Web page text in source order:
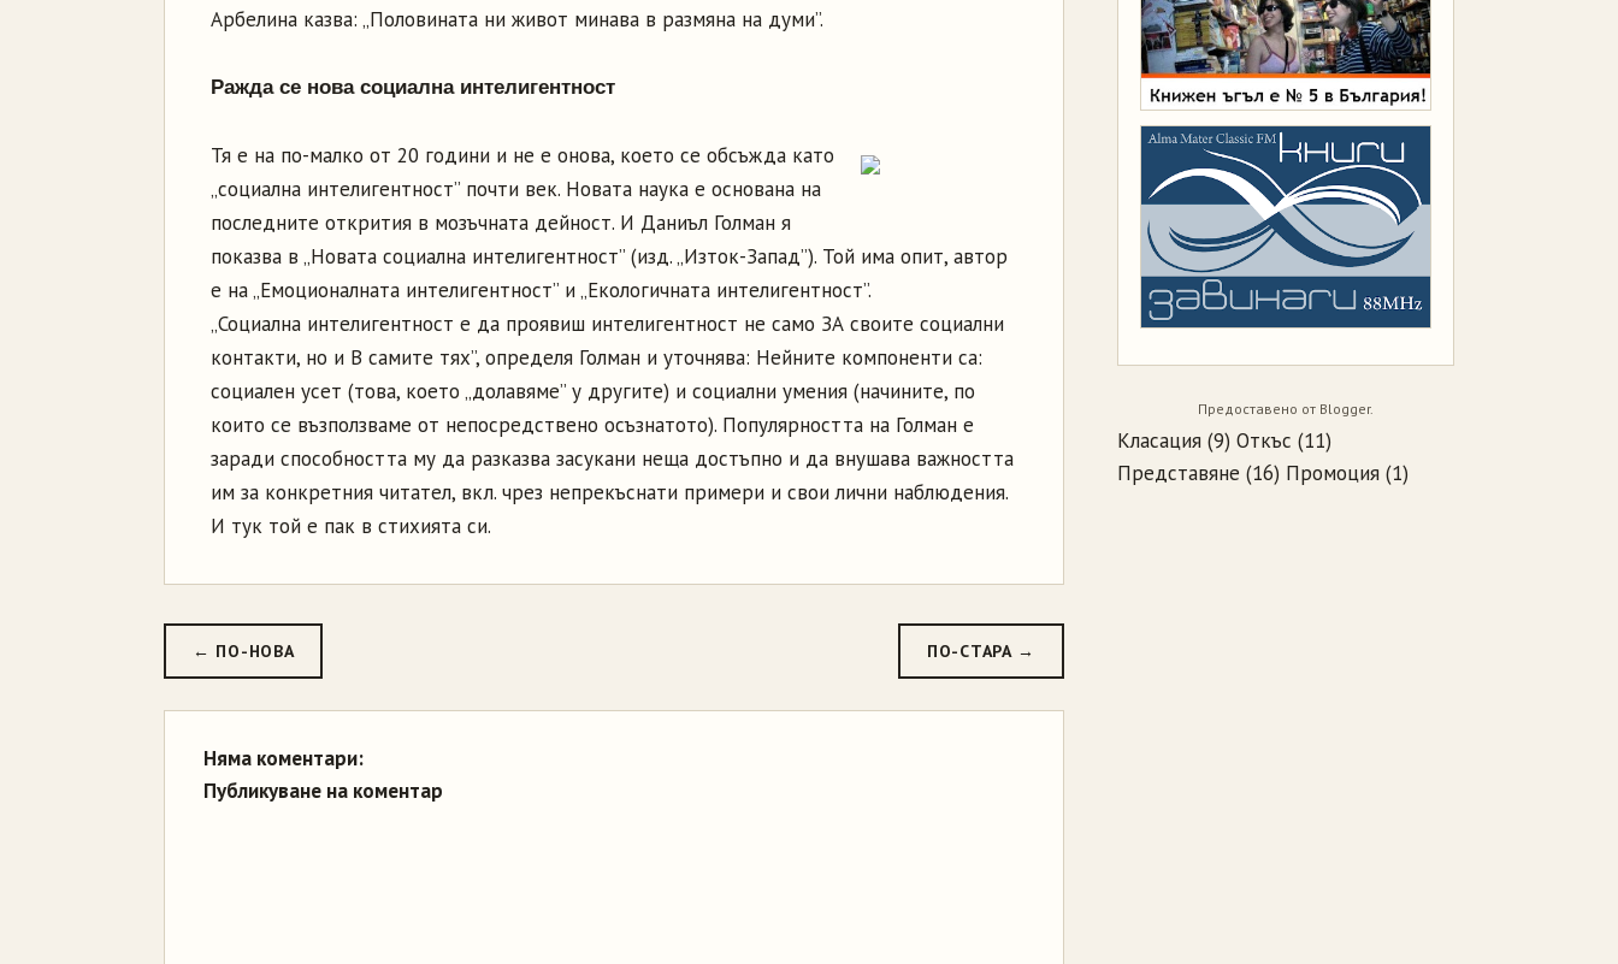
Арбелина казва: „Половината ни живот минава в размяна на думи”.
Ражда се нова социална интелигентност
Тя е на по-малко от 20 години и не е онова, което се обсъжда като
„социална интелигентност” почти век. Новата наука е основана на
последните открития в мозъчната дейност. И Даниъл Голман я
показва в „Новата социална интелигентност” (изд. „Изток-Запад”). Той има опит, автор
е на „Емоционалната интелигентност” и „Екологичната интелигентност”.
„Социална интелигентност е да проявиш интелигентност не само ЗА своите социални
контакти, но и В самите тях”, определя Голман и уточнява: Нейните компоненти са:
социален усет (това, което „долавяме” у другите) и социални умения (начините, по
които се възползваме от непосредствено осъзнатото). Популярността на Голман е
заради способността му да разказва засукани неща достъпно и да внушава важността
им за конкретния читател, вкл. чрез непрекъснати примери и свои лични наблюдения.
И тук той е пак в стихията си.
← ПО-НОВА ПО-СТАРА →
Няма коментари:
Публикуване на коментар
Предоставено от Blogger.
Класация (9) Откъс (11)
Представяне (16) Промоция (1)